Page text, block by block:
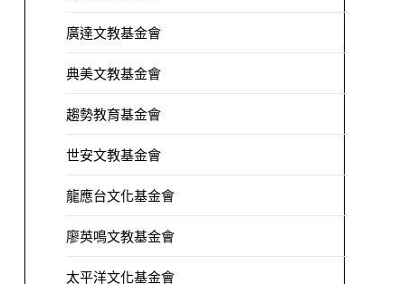
廣達文教基金會
典美文教基金會
趨勢教育基金會
世安文教基金會
龍應台文化基金會
廖英鳴文教基金會
太平洋文化基金會